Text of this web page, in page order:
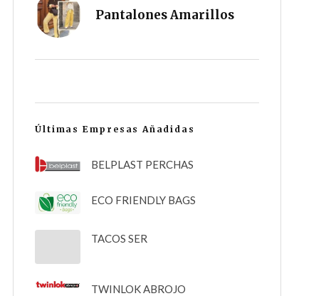
Pantalones Amarillos
Últimas Empresas Añadidas
BELPLAST PERCHAS
ECO FRIENDLY BAGS
TACOS SER
TWINLOK ABROJO